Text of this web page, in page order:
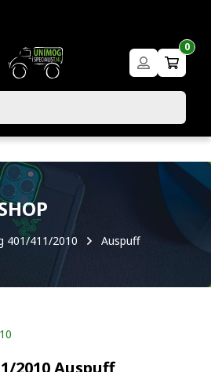
0
401/411/2010 Auspuff
2010Auspuff